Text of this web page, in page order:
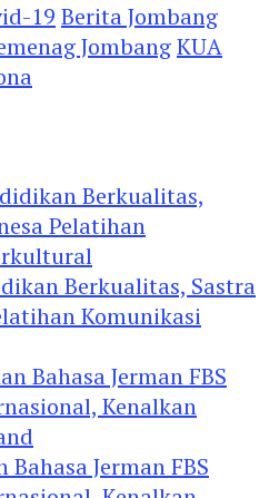
19 Berita Jombang
JombangKUA
Berkualitas, Sastra
Komunikasi
Jerman FBS